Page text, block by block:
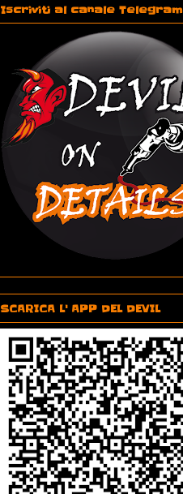
Iscriviti al canale Telegram
SCARICA L' APP DEL DEVIL